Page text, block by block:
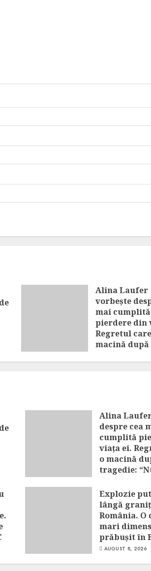
Alina Laufer
vorbește
mai cumplită
pierdere din
Regretul
macină după
Alina
despre cea
cumplită
viața ei.
o macină
tragedie:
AUGUST 8, 2026
Explozie
lângă
România. O
mari
prăbușit în
AUGUST 8, 2026